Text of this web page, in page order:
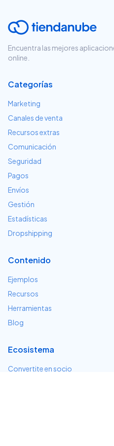
Encuentra las mejores
online.
Categorías
Marketing
Canales de venta
Recursos extras
Comunicación
Seguridad
Pagos
Envíos
Gestión
Estadísticas
Dropshipping
Contenido
Ejemplos
Recursos
Herramientas
Blog
Ecosistema
Convertite en socio